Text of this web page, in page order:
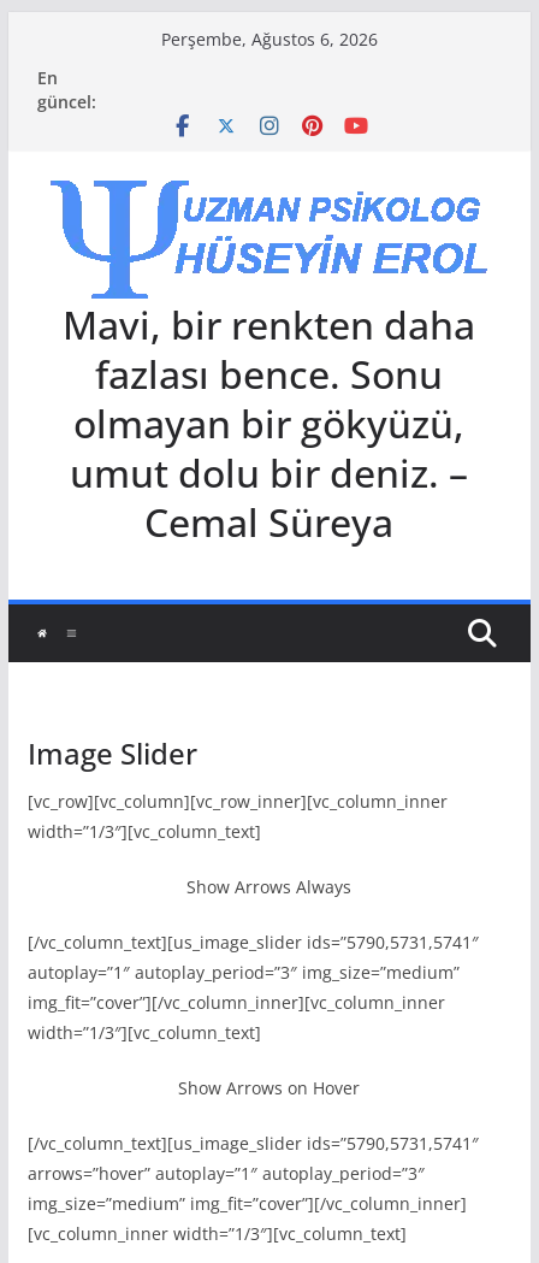
content
Perşembe, Ağustos 6, 2026
En
güncel:
Mavi, bir renkten daha
fazlası bence. Sonu
olmayan bir gökyüzü,
umut dolu bir deniz. –
Cemal Süreya
Image Slider
[vc_row][vc_column][vc_row_inner][vc_column_inner
width=”1/3″][vc_column_text]
Show Arrows Always
[/vc_column_text][us_image_slider ids=”5790,5731,5741″
autoplay=”1″ autoplay_period=”3″ img_size=”medium”
img_fit=”cover”][/vc_column_inner][vc_column_inner
width=”1/3″][vc_column_text]
Show Arrows on Hover
[/vc_column_text][us_image_slider ids=”5790,5731,5741″
arrows=”hover” autoplay=”1″ autoplay_period=”3″
img_size=”medium” img_fit=”cover”][/vc_column_inner]
[vc_column_inner width=”1/3″][vc_column_text]